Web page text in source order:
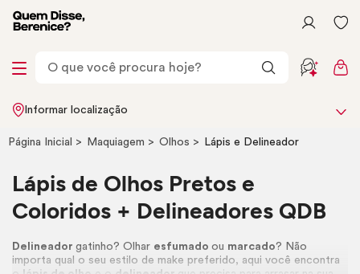
Informar localização
Página Inicial Maquiagem Olhos Lápis e Delineador
Lápis de Olhos Pretos e
Coloridos + Delineadores QDB
Delineadorgatinho? Olhar esfumadoou marcado? Não
importa qual o seu estilo demake preferido, aqui você encontra